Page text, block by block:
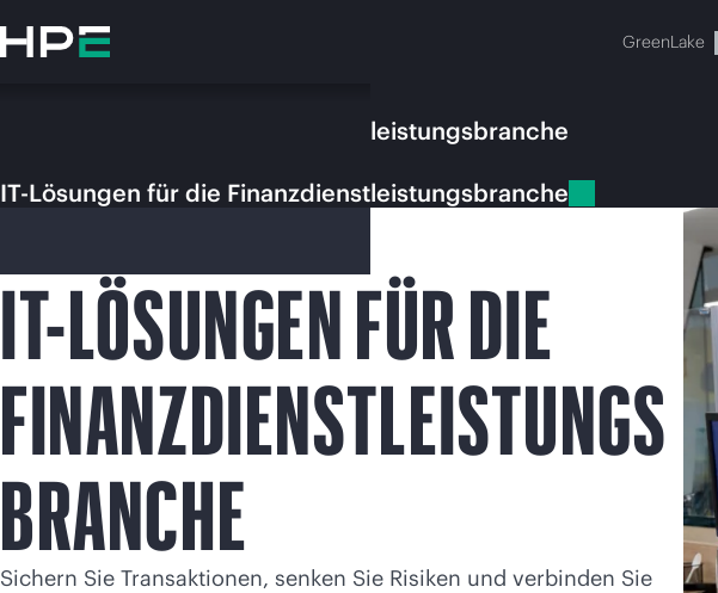
Hauptinhalt
wechseln
GreenLake
Ihr
Besuchen Sie den HPE
IT-Lösungen für die Finanzdienstleistungsbranche
IT-Lösungen für die Finanzdienstleistungsbranche
IT-LÖSUNGEN FÜR DIE
FINANZDIENSTLEISTUNGS
BRANCHE
Sichern Sie Transaktionen, senken Sie Risiken und verbinden Sie